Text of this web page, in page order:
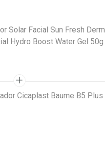
Solar Facial Sun Fresh
Hydro Boost Water Gel 50g
Cicaplast Baume B5